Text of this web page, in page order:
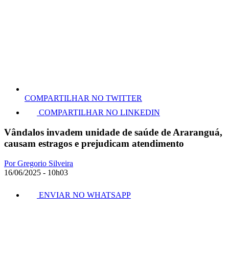
COMPARTILHAR NO TWITTER
COMPARTILHAR NO LINKEDIN
Vândalos invadem unidade de saúde de Araranguá,
causam estragos e prejudicam atendimento
Por Gregorio Silveira
16/06/2025 - 10h03
ENVIAR NO WHATSAPP